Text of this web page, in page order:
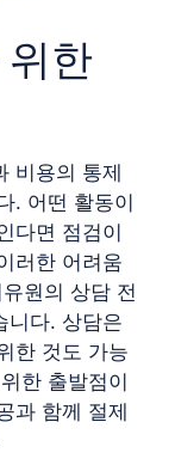
한
비용의 통제
. 어떤 활동이
다면 점검이
러한 어려움
원의 상담 전
니다. 상담은
한 것도 가능
한 출발점이
과 함께 절제